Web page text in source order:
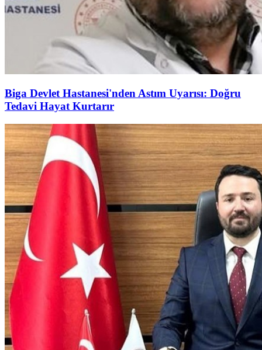
Biga Devlet Hastanesi'nden Astım Uyarısı: Doğru
Tedavi Hayat Kurtarır